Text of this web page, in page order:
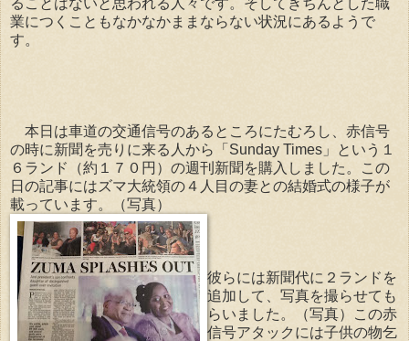
業につくこともなかなかままならない状況にあるようで
す。
本日は車道の交通信号のあるところにたむろし、赤信号
の時に新聞を売りに来る人から「Sunday Times」という１
６ランド（約１７０円）の週刊新聞を購入しました。この
日の記事にはズマ大統領の４人目の妻との結婚式の様子が
載っています。（写真）
彼らには新聞代に２ランドを
追加して、写真を撮らせても
らいました。（写真）この赤
信号アタックには子供の物乞